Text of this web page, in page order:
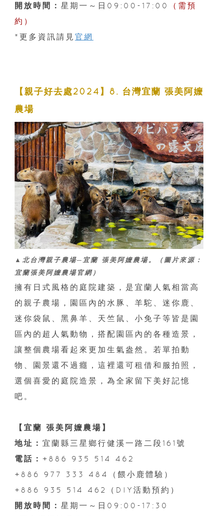
開放時間： 星期一～日09:00-17:00
（需預
約）
*更多資訊請見 官網
【親子好去處2024】8. 台灣宜蘭 張美阿嬤
農場
▲北台灣親子農場─宜蘭 張美阿嬤農場。（圖片來源：
宜蘭張美阿嬤農場官網）
擁有日式風格的庭院建築，是宜蘭人氣相當高
的親子農場，園區內的水豚、羊駝、迷你鹿、
迷你袋鼠、黑鼻羊、天竺鼠、小免子等皆是園
區內的超人氣動物，搭配園區內的各種造景，
讓整個農場看起來更加生氣盎然。若單拍動
物、園景還不過癮，這裡還可租借和服拍照，
選個喜愛的庭院造景，為全家留下美好記憶
吧。
【宜蘭 張美阿嬤農場】
地址： 宜蘭縣三星鄉行健溪一路二段161號
電話： +886 935 514 462
+886 977 333 484（餵小鹿體驗）
+886 935 514 462（DIY活動預約）​
開放時間： 星期一～日09:00-17:30